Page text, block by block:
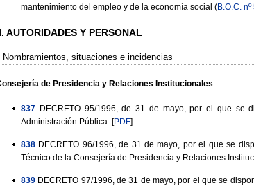
mantenimiento del empleo y de la economía social (B.O.C.
AUTORIDADES Y PERSONAL
Nombramientos, situaciones e incidencias
de Presidencia y Relaciones Institucionales
837 DECRETO 95/1996, de 31 de mayo, por el que se
Administración Pública. [PDF]
838 DECRETO 96/1996, de 31 de mayo, por el que se
Técnico de la Consejería de Presidencia y Relaciones
839 DECRETO 97/1996, de 31 de mayo, por el que se